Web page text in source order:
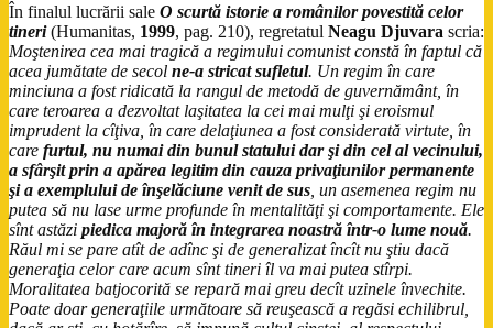
În finalul lucrării sale O scurtă istorie a românilor povestită celor
tineri(Humanitas, 1999, pag. 210), regretatul Neagu Djuvara scria:
Moştenirea cea mai tragică a regimului comunist constă în faptul că
acea jumătate de secol ne-a stricat sufletul. Un regim în care
minciuna a fost ridicată la rangul de metodă de guvernământ, în
care teroarea a dezvoltat laşitatea la cei mai mulţi şi eroismul
imprudent la cîţiva, în care delaţiunea a fost considerată virtute, în
care furtul, nu numai din bunul statului dar şi din cel al vecinului,
a sfârşit prin a apărea legitim din cauza privaţiunilor permanente
şi a exemplului de înşelăciune venit de sus , un asemenea regim nu
putea să nu lase urme profunde în mentalităţi şi comportamente. Ele
sînt astăzi piedica majoră în integrarea noastră într-o lume nouă.
Răul mi se pare atît de adînc şi de generalizat încît nu ştiu dacă
generaţia celor care acum sînt tineri îl va mai putea stîrpi.
Moralitatea batjocorită se repară mai greu decît uzinele învechite.
Poate doar generaţiile următoare să reuşească a regăsi echilibrul,